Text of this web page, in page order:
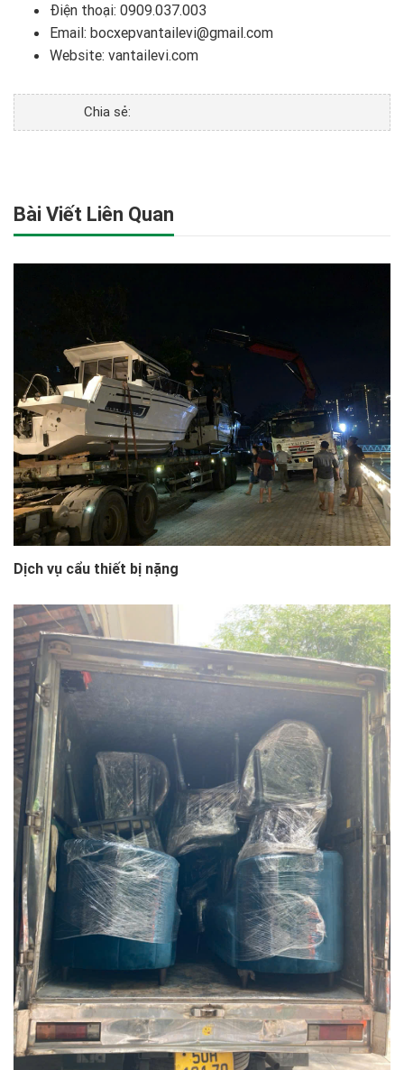
Điện thoại: 0909.037.003
Email: bocxepvantailevi@gmail.com
Website: vantailevi.com
Chia sẻ:
Bài Viết Liên Quan
Dịch vụ cẩu thiết bị nặng